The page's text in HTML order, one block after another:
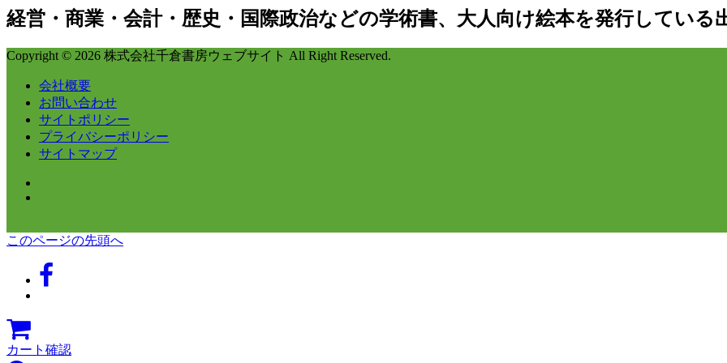
経営・商業・会計・歴史・国際政治などの学術書、大人向け絵本を発行している
Copyright © 2026 株式会社千倉書房ウェブサイト All Right Reserved.
会社概要
お問い合わせ
サイトポリシー
プライバシーポリシー
サイトマップ
このページの先頭へ
カート確認